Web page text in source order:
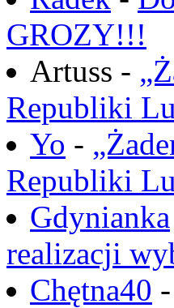
GROZY!!!
Artuss -
Republiki
Yo -
Republiki
Gdynianka
realizacji
Chętna40 -